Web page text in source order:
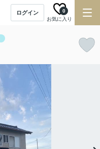
ログイン
お気に入り
0